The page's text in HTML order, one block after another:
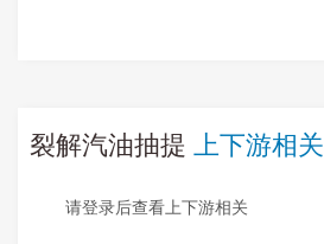
裂解汽油抽提 上下游相关
请登录后查看上下游相关